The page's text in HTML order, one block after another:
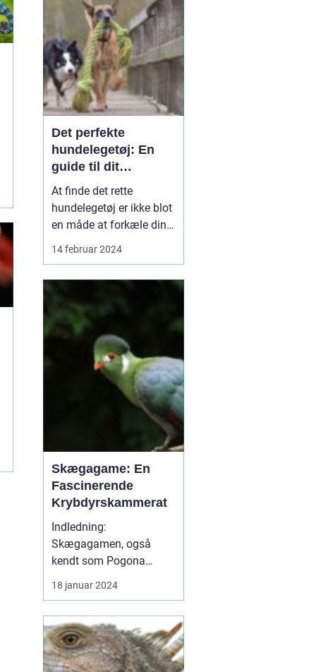
vigtigt at yde den bedste
pleje til disse dyr, men
også at s...
Det perfekte
hundelegetøj: En
guide til dit
kæledyrs glæde og
trivsel
At finde det rette
hundelegetøj er ikke blot
en måde at forkæle din
firbenede ven; det er en
kan stimulere hundens
intellekt, reducere stress,
fremme fysisk aktivitet
og styrke b...
14 februar 2024
Skægagame: En
Fascinerende
Krybdyrskammerat
Indledning:
Skægagamen, også
kendt som Pogona
Vitticeps, er et
fascinerende krybdyr,
popularitet blandt
dyreejere og dyreelskere.
Med sit karakteristiske
18 januar 2024